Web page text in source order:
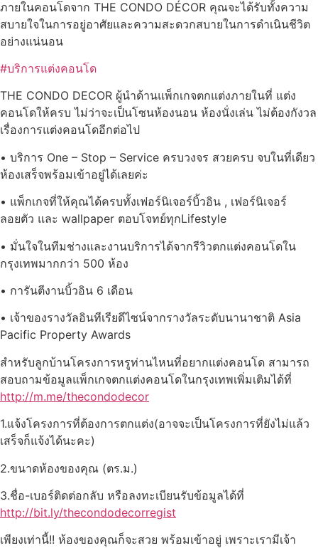
ภายในคอนโดจาก THE CONDO DÉCOR คุณจะได้รับทั้งความ
สบายใจในการอยู่อาศัยและความสะดวกสบายในการดำเนินชีวิต
อย่างแน่นอน
#บริการแต่งคอนโด
THE CONDO DECOR ผู้นำด้านแพ็กเกจตกแต่งภายในที่ แต่ง
คอนโดให้ครบ ไม่ว่าจะเป็นโซนห้องนอน ห้องนั่งเล่น ไม่ต้องกังวล
เรื่องการแต่งคอนโดอีกต่อไป
• บริการ One – Stop – Service ครบวงจร สวยครบ จบในที่เดียว
ห้องเสร็จพร้อมเข้าอยู่ได้เลยค่ะ
• แพ็กเกจที่ให้คุณได้ครบทั้งเฟอร์นิเจอร์บิ้วอิน , เฟอร์นิเจอร์
ลอยตัว และ wallpaper ตอบโจทย์ทุกLifestyle
• มั่นใจในทีมช่างและงานบริการได้จากรีวิวตกแต่งคอนโดใน
กรุงเทพมากกว่า 500 ห้อง
• การันตีงานบิ้วอิน 6 เดือน
• เจ้าของรางวัลอินทีเรียดีไซน์จากรางวัลระดับนานาชาติ Asia
Pacific Property Awards
สำหรับลูกบ้านโครงการหรูท่านไหนที่อยากแต่งคอนโด สามารถ
สอบถามข้อมูลแพ็กเกจตกแต่งคอนโดในกรุงเทพเพิ่มเติมได้ที่
http://m.me/thecondodecor
1.แจ้งโครงการที่ต้องการตกแต่ง(อาจจะเป็นโครงการที่ยังไม่แล้ว
เสร็จก็แจ้งได้นะคะ)
2.ขนาดห้องของคุณ (ตร.ม.)
3.ชื่อ-เบอร์ติดต่อกลับ หรือลงทะเบียนรับข้อมูลได้ที่
http://bit.ly/thecondodecorregist
เพียงเท่านี้!! ห้องของคุณก็จะสวย พร้อมเข้าอยู่ เพราะเรามีเจ้า